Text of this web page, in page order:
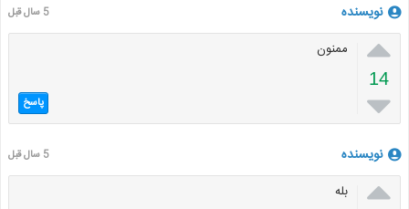
نویسنده 5 سال قبل

14

ممنون
پاسخ
نویسنده 5 سال قبل
 بله